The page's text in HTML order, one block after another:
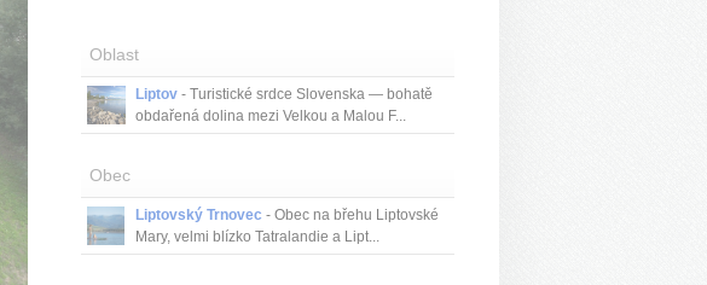
Oblast
Liptov - Turistické srdce Slovenska — bohatě
obdařená dolina mezi Velkou a Malou F...
Obec
Liptovský Trnovec - Obec na břehu Liptovské
Mary, velmi blízko Tatralandie a Lipt...